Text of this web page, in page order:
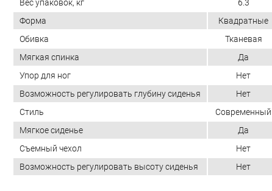
Вес упаковок, кг
6.3
Форма
Квадратные
Обивка
Тканевая
Мягкая спинка
Да
Упор для ног
Нет
Возможность регулировать глубину сиденья
Нет
Стиль
Современный
Мягкое сиденье
Да
Съемный чехол
Нет
Возможность регулировать высоту сиденья
Нет